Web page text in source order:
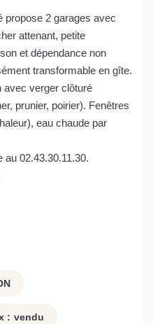
propose 2 garages avec
attenant, petite
et dépendance non
transformable en gîte.
avec verger clôturé
prunier, poirier). Fenêtres
eau chaude par
au 02.43.30.11.30.
: vendu